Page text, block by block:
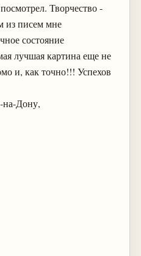
Творчество -
из писем мне
состояние
лучшая картина еще не
и, как точно!!! Успехов
на-Дону,